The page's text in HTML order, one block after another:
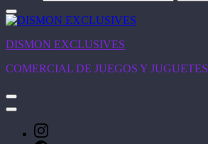
DISMON EXCLUSIVES
COMERCIAL DE JUEGOS Y JUGUETES